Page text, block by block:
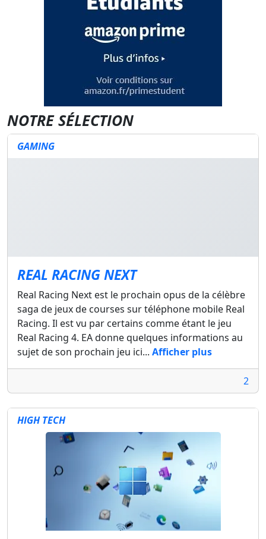
NOTRE SÉLECTION
GAMING
REAL RACING NEXT
Real Racing Next est le prochain opus de la célèbre
saga de jeux de courses sur téléphone mobile Real
Racing. Il est vu par certains comme étant le jeu
Real Racing 4. EA donne quelques informations au
sujet de son prochain jeu ici... Afficher plus
2
HIGH TECH